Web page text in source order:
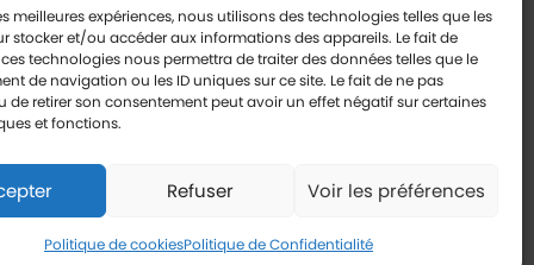
meilleures expériences, nous utilisons des technologies telles que les
stocker et/ou accéder aux informations des appareils. Le fait de
technologies nous permettra de traiter des données telles que le
de navigation ou les ID uniques sur ce site. Le fait de ne pas
de retirer son consentement peut avoir un effet négatif sur certaines
et fonctions.
Refuser Voir les préférences
Politique de cookiesPolitique de Confidentialité
NOUS
Langevin